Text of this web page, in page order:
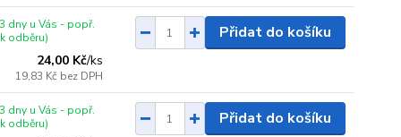
24,00 Kč/ks
19,83 Kč bez DPH
dny u Vás - popř.
odběru)
Přidat do košíku
dny u Vás - popř.
odběru)
Přidat do košíku